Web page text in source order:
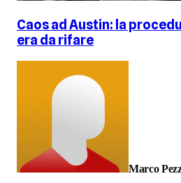
Caos ad Austin: la
era da rifare
Marco